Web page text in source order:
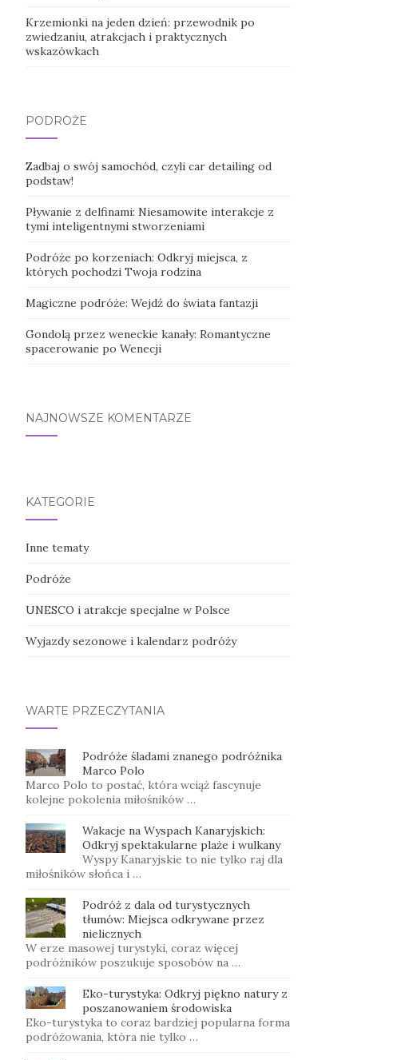
Krzemionki na jeden dzień: przewodnik po
zwiedzaniu, atrakcjach i praktycznych
wskazówkach
PODRÓŻE
Zadbaj o swój samochód, czyli car detailing od
podstaw!
Pływanie z delfinami: Niesamowite interakcje z
tymi inteligentnymi stworzeniami
Podróże po korzeniach: Odkryj miejsca, z
których pochodzi Twoja rodzina
Magiczne podróże: Wejdź do świata fantazji
Gondolą przez weneckie kanały: Romantyczne
spacerowanie po Wenecji
NAJNOWSZE KOMENTARZE
KATEGORIE
Inne tematy
Podróże
UNESCO i atrakcje specjalne w Polsce
Wyjazdy sezonowe i kalendarz podróży
WARTE PRZECZYTANIA
Podróże śladami znanego podróżnika
Marco Polo
Marco Polo to postać, która wciąż fascynuje
kolejne pokolenia miłośników …
Wakacje na Wyspach Kanaryjskich:
Odkryj spektakularne plaże i wulkany
Wyspy Kanaryjskie to nie tylko raj dla
miłośników słońca i …
Podróż z dala od turystycznych
tłumów: Miejsca odkrywane przez
nielicznych
W erze masowej turystyki, coraz więcej
podróżników poszukuje sposobów na …
Eko-turystyka: Odkryj piękno natury z
poszanowaniem środowiska
Eko-turystyka to coraz bardziej popularna forma
podróżowania, która nie tylko …